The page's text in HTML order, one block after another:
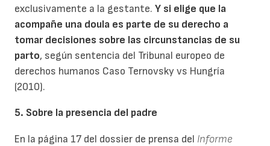
exclusivamente a la gestante. Y si elige que la
acompañe una doula es parte de su derecho a
tomar decisiones sobre las circunstancias de su
parto, según sentencia del Tribunal europeo de
derechos humanos Caso Ternovsky vs Hungría
(2010).
5. Sobre la presencia del padre
En la página 17 del dossier de prensa del Informe